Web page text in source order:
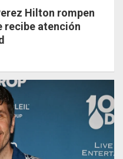
Hilton rompen
recibe atención